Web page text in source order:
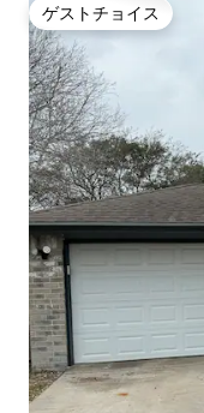
ゲストチョイス
ゲストチョイス